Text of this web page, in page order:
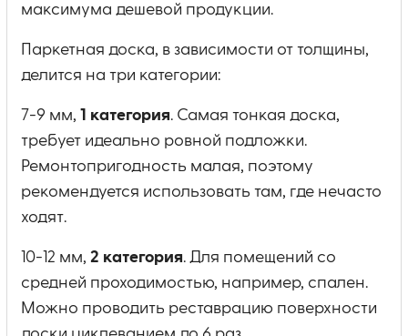
максимума дешевой продукции.
Паркетная доска, в зависимости от толщины,
делится на три категории:
7-9 мм, 1 категория. Самая тонкая доска,
требует идеально ровной подложки.
Ремонтопригодность малая, поэтому
рекомендуется использовать там, где нечасто
ходят.
10-12 мм, 2 категория. Для помещений со
средней проходимостью, например, спален.
Можно проводить реставрацию поверхности